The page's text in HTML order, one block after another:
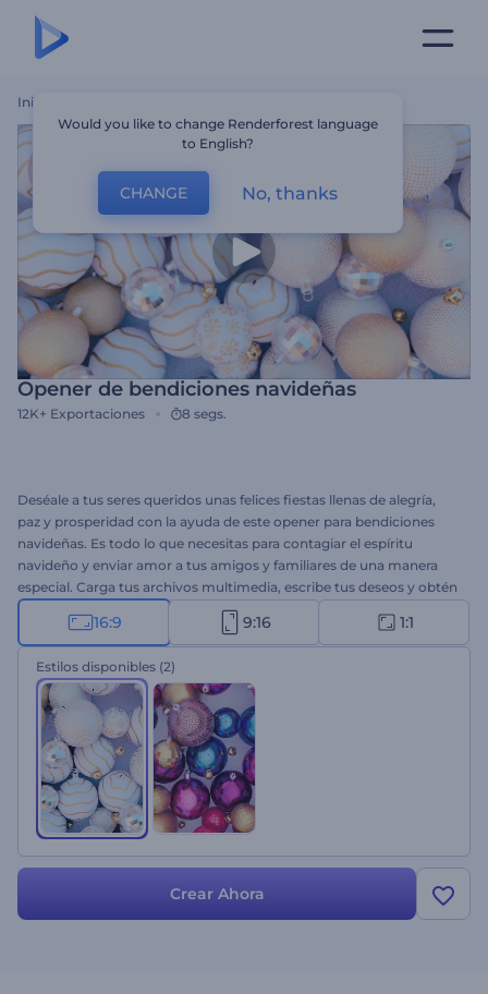
Inicio
Opener de bendiciones navideñas
12K+ Exportaciones 8 segs.
Deséale a tus seres queridos unas felices fiestas llenas de alegría,
paz y prosperidad con la ayuda de este opener para bendiciones
navideñas. Es todo lo que necesitas para contagiar el espíritu
navideño y enviar amor a tus amigos y familiares de una manera
especial. Carga tus archivos multimedia, escribe tus deseos y obtén
una animación navideña profesional con un par de clics. Es
perfecto para introducciones navideñas, saludos en video,
invitaciones a cenas navideñas y muchos proyectos más ¡Pruébalo
ahora!
16:9 9:16 1:1
Estilos disponibles (2)
Crear Ahora
Would you like to change Renderforest language
to English?
CHANGE No, thanks